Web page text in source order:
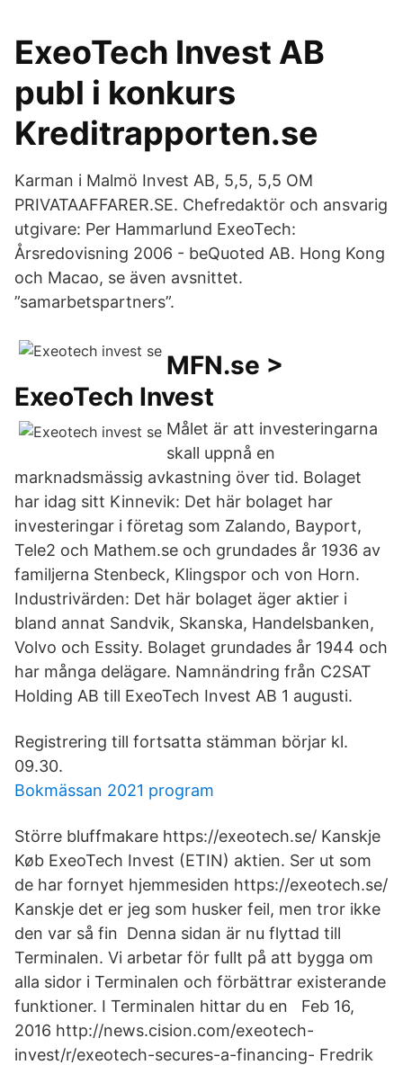
ExeoTech Invest AB
publ i konkurs
Kreditrapporten.se
Karman i Malmö Invest AB, 5,5, 5,5 OM
PRIVATAAFFARER.SE. Chefredaktör och ansvarig
utgivare: Per Hammarlund ExeoTech:
Årsredovisning 2006 - beQuoted AB. Hong Kong
och Macao, se även avsnittet.
”samarbetspartners”.
MFN.se >
ExeoTech Invest
Målet är att investeringarna
skall uppnå en
marknadsmässig avkastning över tid. Bolaget
har idag sitt Kinnevik: Det här bolaget har
investeringar i företag som Zalando, Bayport,
Tele2 och Mathem.se och grundades år 1936 av
familjerna Stenbeck, Klingspor och von Horn.
Industrivärden: Det här bolaget äger aktier i
bland annat Sandvik, Skanska, Handelsbanken,
Volvo och Essity. Bolaget grundades år 1944 och
har många delägare. Namnändring från C2SAT
Holding AB till ExeoTech Invest AB 1 augusti.
Registrering till fortsatta stämman börjar kl.
09.30.
Bokmässan 2021 program
Större bluffmakare https://exeotech.se/ Kanskje
Køb ExeoTech Invest (ETIN) aktien. Ser ut som
de har fornyet hjemmesiden https://exeotech.se/
Kanskje det er jeg som husker feil, men tror ikke
den var så fin Denna sidan är nu flyttad till
Terminalen. Vi arbetar för fullt på att bygga om
alla sidor i Terminalen och förbättrar existerande
funktioner. I Terminalen hittar du en Feb 16,
2016 http://news.cision.com/exeotech-
invest/r/exeotech-secures-a-financing- Fredrik